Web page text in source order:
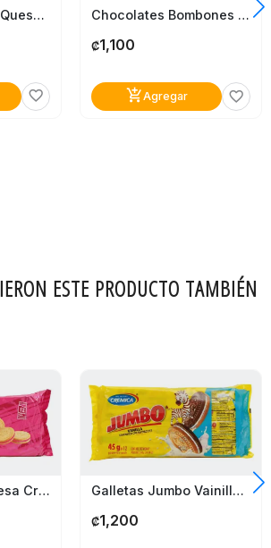
Picaronas Sabor Queso Nacho Jack´s 150 Gr
favorite_border
Chocolates Bombones Lexus Avellana 140G
₡1,100
add_shopping_cartAgregar favorite_border
ESTE PRODUCTO TAMBIÉN
Galletas Trio6 Fresa Cremica 12 Paquetes Galletas Jumbo Vainilla Cremica 12 Paquetes
₡1,200